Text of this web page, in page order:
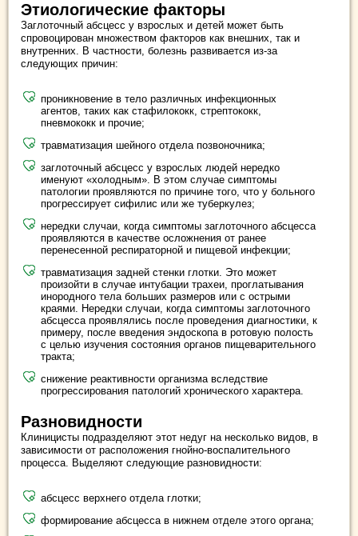
Этиологические факторы
Заглоточный абсцесс у взрослых и детей может быть
спровоцирован множеством факторов как внешних, так и
внутренних. В частности, болезнь развивается из-за
следующих причин:
проникновение в тело различных инфекционных
агентов, таких как стафилококк, стрептококк,
пневмококк и прочие;
травматизация шейного отдела позвоночника;
заглоточный абсцесс у взрослых людей нередко
именуют «холодным». В этом случае симптомы
патологии проявляются по причине того, что у больного
прогрессирует сифилис или же туберкулез;
нередки случаи, когда симптомы заглоточного абсцесса
проявляются в качестве осложнения от ранее
перенесенной респираторной и пищевой инфекции;
травматизация задней стенки глотки. Это может
произойти в случае интубации трахеи, проглатывания
инородного тела больших размеров или с острыми
краями. Нередки случаи, когда симптомы заглоточного
абсцесса проявлялись после проведения диагностики, к
примеру, после введения эндоскопа в ротовую полость
с целью изучения состояния органов пищеварительного
тракта;
снижение реактивности организма вследствие
прогрессирования патологий хронического характера.
Разновидности
Клиницисты подразделяют этот недуг на несколько видов, в
зависимости от расположения гнойно-воспалительного
процесса. Выделяют следующие разновидности:
абсцесс верхнего отдела глотки;
формирование абсцесса в нижнем отделе этого органа;